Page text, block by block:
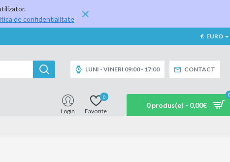
de confidentialitate
€ EURO
LUNI - VINERI 09:00 - 17:00 CONTACT
Login Favorite
0
0 produs(e) - 0,00€